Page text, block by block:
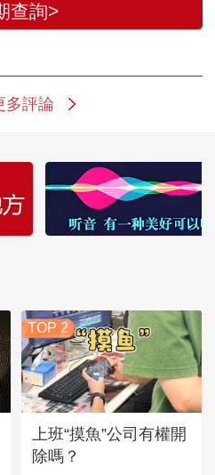
查詢>
多評論
TOP 2
上班“摸魚”公司有權開
除嗎？